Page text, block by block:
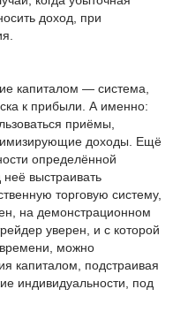
доход, при
капиталом — система,
к прибыли. А именно:
приёмы,
доходы. Ещё
определённой
выстраивать
торговую систему,
на демонстрационном
уверен, и с которой
времени, можно
капиталом, подстраивая
индивидуальности, под